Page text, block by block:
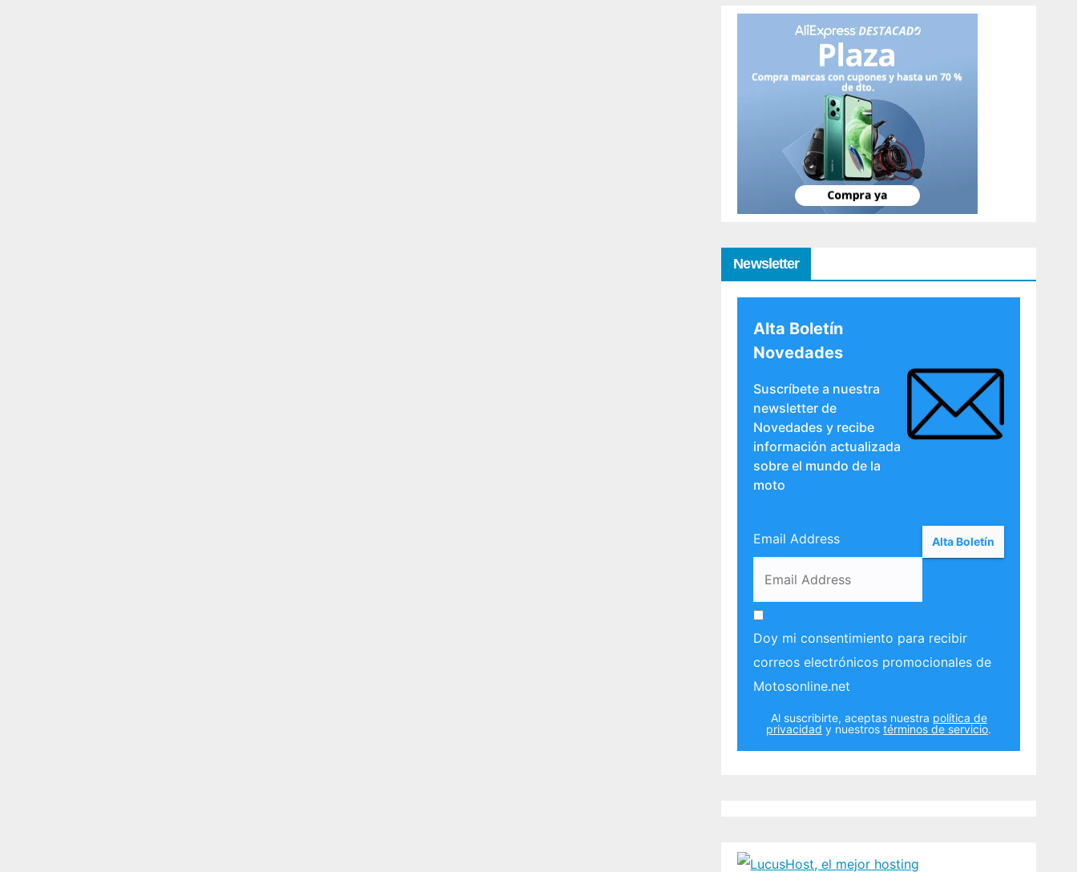
Newsletter
Alta Boletín
Novedades
Suscríbete a nuestra
newsletter de
Novedades y recibe
información actualizada
sobre el mundo de la
moto
Email Address
Doy mi consentimiento para recibir
correos electrónicos promocionales de
Motosonline.net
Al suscribirte, aceptas nuestra política de
privacidad y nuestrostérminos de servicio.